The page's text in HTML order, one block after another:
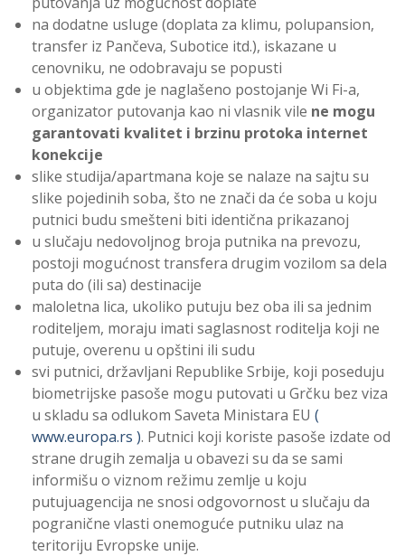
na dodatne usluge (doplata za klimu, polupansion,
transfer iz Pančeva, Subotice itd.), iskazane u
cenovniku, ne odobravaju se popusti
u objektima gde je naglašeno postojanje Wi Fi-a,
organizator putovanja kao ni vlasnik vile ne mogu
garantovati kvalitet i brzinu protoka internet
konekcije
slike studija/apartmana koje se nalaze na sajtu su
slike pojedinih soba, što ne znači da će soba u koju
putnici budu smešteni biti identična prikazanoj
u slučaju nedovoljnog broja putnika na prevozu,
postoji mogućnost transfera drugim vozilom sa dela
puta do (ili sa) destinacije
maloletna lica, ukoliko putuju bez oba ili sa jednim
roditeljem, moraju imati saglasnost roditelja koji ne
putuje, overenu u opštini ili sudu
svi putnici, državljani Republike Srbije, koji poseduju
biometrijske pasoše mogu putovati u Grčku bez viza
u skladu sa odlukom Saveta Ministara EU (
www.europa.rs ). Putnici koji koriste pasoše izdate od
strane drugih zemalja u obavezi su da se sami
informišu o viznom režimu zemlje u koju
putujuagencija ne snosi odgovornost u slučaju da
pogranične vlasti onemoguće putniku ulaz na
teritoriju Evropske unije.